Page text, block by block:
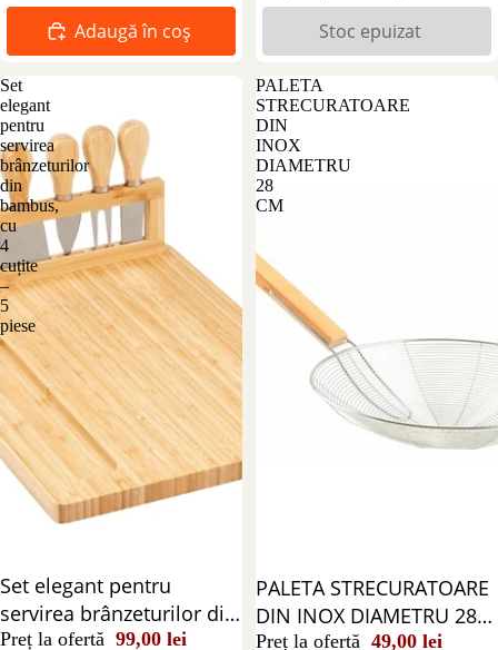
Adaugă în coș Stoc epuizat
Set
elegant
pentru
servirea
brânzeturilor
din
bambus,
cu
4
cuțite
–
5
piese
Reducere 45%
Set elegant pentru
servirea brânzeturilor din
bambus, cu 4 cuțite – 5
Preț la ofertă 99,00 lei
PALETA
STRECURATOARE
DIN
INOX
DIAMETRU
28
CM
Reducere 51%
PALETA STRECURATOARE
DIN INOX DIAMETRU 28
CM
Preț la ofertă 49,00 lei